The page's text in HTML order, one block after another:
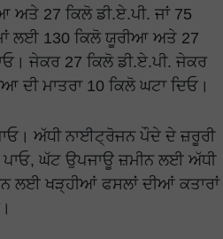
ਅਤੇ 27 ਕਿਲੋ ਡੀ.ਏ.ਪੀ. ਜਾਂ 75
ਲਈ 130 ਕਿਲੋ ਯੂਰੀਆ ਅਤੇ 27
ਜੇਕਰ 27 ਕਿਲੋ ਡੀ.ਏ.ਪੀ. ਜੇਕਰ
ਦੀ ਮਾਤਰਾ 10 ਕਿਲੋ ਘਟਾ ਦਿਓ।
ਅੱਧੀ ਨਾਈਟ੍ਰੋਜਨ ਪੌਦੇ ਦੇ ਜ਼ਰੂਰੀ
ਘੱਟ ਉਪਜਾਊ ਜ਼ਮੀਨ ਲਈ ਅੱਧੀ
ਲਈ ਖੜ੍ਹੀਆਂ ਫਸਲਾਂ ਦੀਆਂ ਕਤਾਰਾਂ